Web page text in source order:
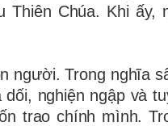
Chúa. Khi ấy,
Trong nghĩa
nghiện ngập và
trao chính mình.